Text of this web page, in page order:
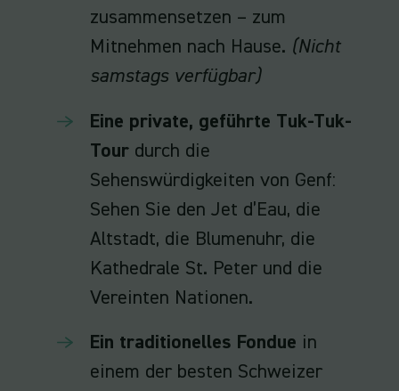
zusammensetzen – zum
Mitnehmen nach Hause. (Nicht
samstags verfügbar)
Eine private, geführte Tuk-Tuk-
Tour durch die
Sehenswürdigkeiten von Genf:
Sehen Sie den Jet d’Eau, die
Altstadt, die Blumenuhr, die
Kathedrale St. Peter und die
Vereinten Nationen.
Ein traditionelles Fondue in
einem der besten Schweizer